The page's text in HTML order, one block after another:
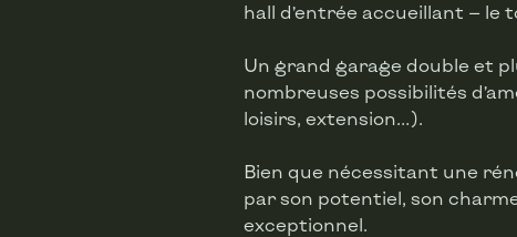
hall d’entrée accueillant — le
Un grand garage double et
nombreuses possibilités
loisirs, extension…).
Bien que nécessitant une
par son potentiel, son
exceptionnel.